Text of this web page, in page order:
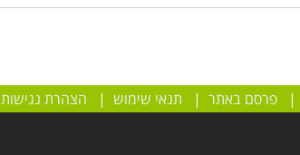
|פרסם באתר | תנאי שימוש | הצהרת נגישות